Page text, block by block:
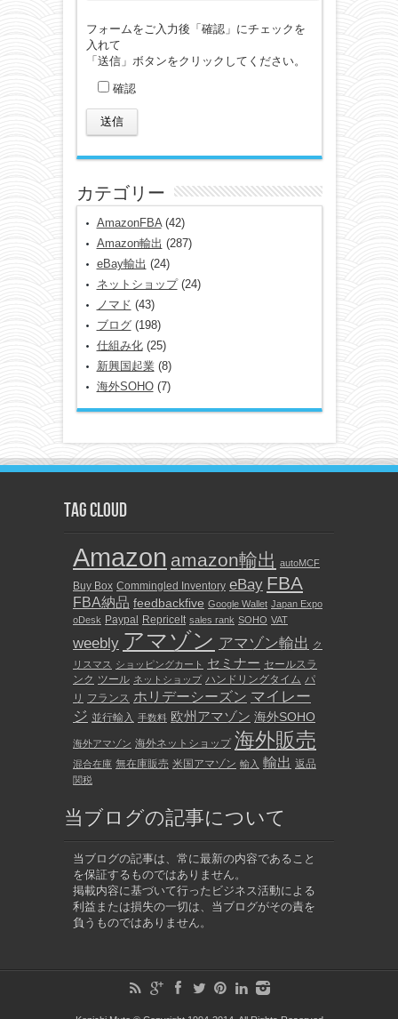
フォームをご入力後「確認」にチェックを
入れて
「送信」ボタンをクリックしてください。
確認
カテゴリー
AmazonFBA(42)
Amazon輸出 (287)
eBay輸出 (24)
ネットショップ(24)
ノマド (43)
ブログ(198)
仕組み化(25)
新興国起業 (8)
海外SOHO(7)
TAG CLOUD
Amazon amazon輸出 autoMCF
Buy Box Commingled Inventory eBay FBA
FBA納品 feedbackfive Google Wallet Japan Expo
oDesk Paypal RepriceIt sales rank SOHO VAT
weebly アマゾン アマゾン輸出 ク
リスマス ショッピングカート セミナー セールスラ
ンク ツール ネットショップ ハンドリングタイム パ
リ フランス ホリデーシーズン マイレー
ジ 並行輸入 手数料 欧州アマゾン 海外SOHO
海外アマゾン 海外ネットショップ 海外販売
混合在庫 無在庫販売 米国アマゾン 輸入 輸出 返品
関税
当ブログの記事について
当ブログの記事は、常に最新の内容であること
を保証するものではありません。
掲載内容に基づいて行ったビジネス活動による
利益または損失の一切は、当ブログがその責を
負うものではありません。